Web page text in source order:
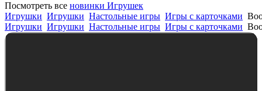
Посмотреть все новинки Игрушек
Игрушки Игрушки Настольные игры Игры с карточками
Игрушки Игрушки Настольные игры Игры с карточками